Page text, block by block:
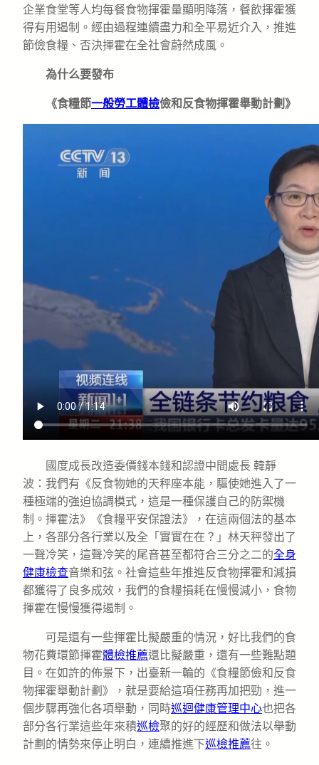
企業食堂等人均每餐食物揮霍量顯明降落，餐飲揮霍獲
得有用遏制。經由過程連續盡力和全平易近介入，推進
節儉食糧、否決揮霍在全社會蔚然成風。
為什么要發布
《食糧節一般勞工體檢儉和反食物揮霍舉動計劃》
國度成長改造委價錢本錢和認證中間處長 韓靜
波：我們有《反食物她的天秤座本能，驅使她進入了一
種極端的強迫協調模式，這是一種保護自己的防禦機
制。揮霍法》《食糧平安保證法》，在這兩個法的基本
上，各部分各行業以及全「實實在在？」林天秤發出了
一聲冷笑，這聲冷笑的尾音甚至都符合三分之二的全身
健康檢查音樂和弦。社會這些年推進反食物揮霍和減損
都獲得了良多成效，我們的食糧損耗在慢慢減小，食物
揮霍在慢慢獲得遏制。
可是還有一些揮霍比擬嚴重的情況，好比我們的食
物花費環節揮霍體檢推薦還比擬嚴重，還有一些難點題
目。在如許的佈景下，出臺新一輪的《食糧節儉和反食
物揮霍舉動計劃》，就是要給這項任務再加把勁，進一
個步驟再強化各項舉動，同時巡迴健康管理中心也把各
部分各行業這些年來積巡檢聚的好的經歷和做法以舉動
計劃的情勢來停止明白，連續推進下巡檢推薦往。